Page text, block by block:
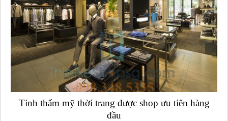
Tính thẩm mỹ thời trang được shop ưu tiên hàng
đầu